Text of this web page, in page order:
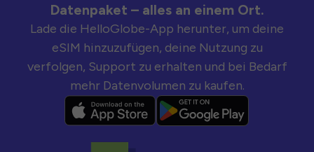
Datenpaket – alles an einem Ort.
Lade die HelloGlobe-App herunter, um deine
eSIM hinzuzufügen, deine Nutzung zu
verfolgen, Support zu erhalten und bei Bedarf
mehr Datenvolumen zu kaufen.